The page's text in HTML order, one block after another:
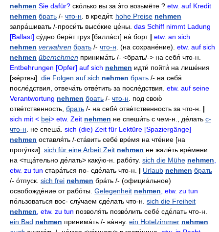
nehmen Sie dafür? ско́лько вы за э́то возьмёте ? etw. auf Kredit
nehmen брать /- что-н в креди́т. hohe Preise nehmen
запра́шивать /-проси́ть высо́кие це́ны das Schiff nimmt Ladung
[Ballast] су́дно берёт груз [балла́ст] на́ борт | etw. an sich
nehmen verwahren брать /- что-н . (на сохране́ние). etw. auf sich
nehmen übernehmen принима́ть /- <брать/-> на себя́ что-н
Entbehrungen [Opfer] auf sich nehmen идти́ пойти́ на лише́ния
[же́ртвы]. die Folgen auf sich nehmen брать /- на себя́
после́дствия отвеча́ть отве́тить за после́дствия etw. auf seine
Verantwortung nehmen брать /- что-н
под свою́
отве́тственность брать /- на себя́ отве́тственность за что-н
|
sich mit < bei> etw. Zeit nehmen не спеши́ть с чем-н де́лать с-
что-н
не спеша́ sich (die) Zeit für Lektüre [Spaziergänge]
nehmen оставля́ть /-ста́вить себе́ вре́мя на чте́ние [на
прогу́лки]. sich für eine Arbeit Zeit nehmen не жале́ть вре́мени
на <тща́тельно де́лать> каку́ю-н рабо́ту. sich die Mühe nehmen
etw. zu tun стара́ться по- сде́лать что-н | Urlaub nehmen брать
/- о́тпуск sich frei nehmen бра́ть /- (официа́льное)
освобожде́ние от рабо́ты Gelegenheit nehmen , etw. zu tun
по́льзоваться вос- слу́чаем сде́лать что-н sich die Freiheit
nehmen , etw. zu tun позволя́ть позво́лить себе́ сде́лать что-н
ein Bad nehmen принима́ть /- ва́нну. ein Hotelzimmer nehmen